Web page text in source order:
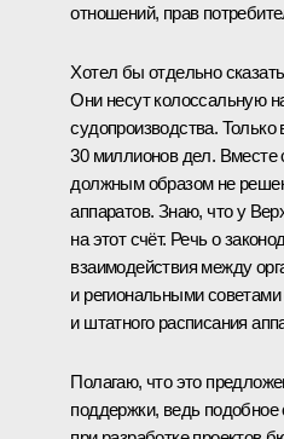
отношений, прав
Хотел бы отдельно
Они несут колоссальную
судопроизводства.
30 миллионов дел. Вместе
должным образом не
аппаратов. Знаю, что у
на этот счёт. Речь о
взаимодействия между
и региональными
и штатного расписания
Полагаю, что это
поддержки, ведь подобное